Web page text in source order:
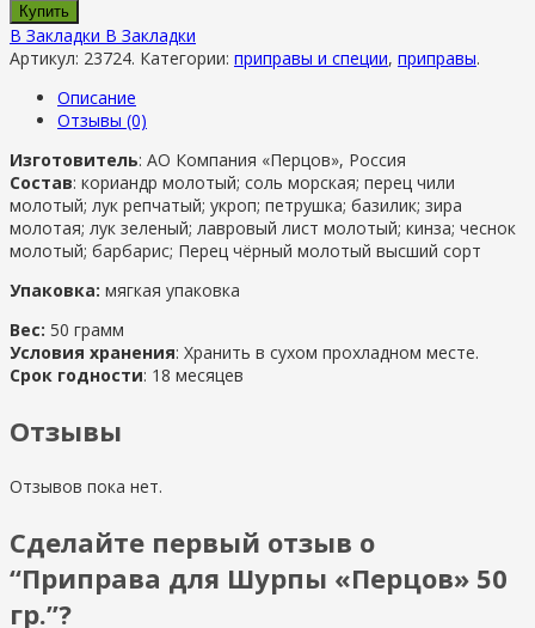
Купить
В Закладки В Закладки
Артикул: 23724. Категории: приправы и специи, приправы.
Описание
Отзывы (0)
Изготовитель: АО Компания «Перцов», Россия
Состав: кориандр молотый; соль морская; перец чили
молотый; лук репчатый; укроп; петрушка; базилик; зира
молотая; лук зеленый; лавровый лист молотый; кинза; чеснок
молотый; барбарис; Перец чёрный молотый высший сорт
Упаковка: мягкая упаковка
Вес: 50 грамм
Условия хранения: Хранить в сухом прохладном месте.
Срок годности: 18 месяцев
Отзывы
Отзывов пока нет.
Сделайте первый отзыв о
“Приправа для Шурпы «Перцов» 50
гр.”?